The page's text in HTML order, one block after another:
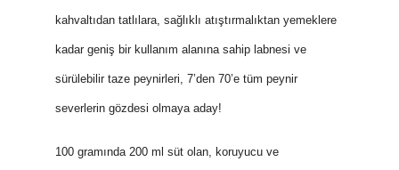
kahvaltıdan tatlılara, sağlıklı atıştırmalıktan yemeklere
kadar geniş bir kullanım alanına sahip labnesi ve
sürülebilir taze peynirleri, 7’den 70’e tüm peynir
severlerin gözdesi olmaya aday!
100 gramında 200 ml süt olan, koruyucu ve